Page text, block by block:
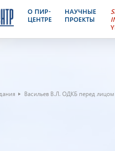
О ПИР-
ЦЕНТРЕ
НАУЧНЫЕ
ПРОЕКТЫ
Васильев В.Л. ОДКБ перед